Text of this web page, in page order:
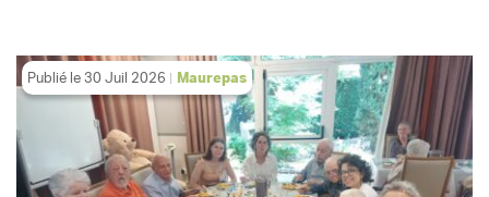
Publié le 30 Juil 2026 Maurepas